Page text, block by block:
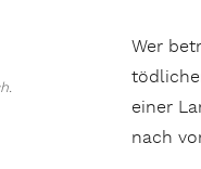
Wer
einer
nach